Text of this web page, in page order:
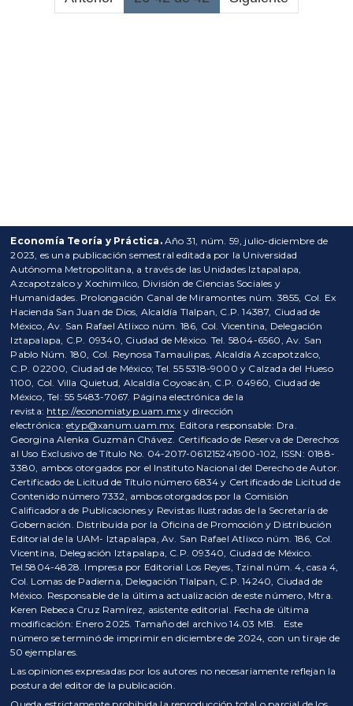
Economía Teoría y Práctica.Año 31, núm. 59, julio-diciembre de
2023, es una publicación semestral editada por la Universidad
Autónoma Metropolitana, a través de las Unidades Iztapalapa,
Azcapotzalco y Xochimilco, División de Ciencias Sociales y
Humanidades. Prolongación Canal de Miramontes núm. 3855, Col. Ex
Hacienda San Juan de Dios, Alcaldía Tlalpan, C.P. 14387, Ciudad de
México, Av. San Rafael Atlixco núm. 186, Col. Vicentina, Delegación
Iztapalapa, C.P. 09340, Ciudad de México. Tel. 5804-6560, Av. San
Pablo Núm. 180, Col. Reynosa Tamaulipas, Alcaldía Azcapotzalco,
C.P. 02200, Ciudad de México; Tel. 55 5318-9000 y Calzada del Hueso
1100, Col. Villa Quietud, Alcaldía Coyoacán, C.P. 04960, Ciudad de
México, Tel: 55 5483-7067. Página electrónica de la
revista: http://economiatyp.uam.mx y dirección
electrónica:etyp@xanum.uam.mx. Editora responsable: Dra.
Georgina Alenka Guzmán Chávez. Certificado de Reserva de Derechos
al Uso Exclusivo de Título No. 04-2017-061215241900-102, ISSN: 0188-
3380, ambos otorgados por el Instituto Nacional del Derecho de Autor.
Certificado de Licitud de Título número 6834 y Certificado de Licitud de
Contenido número 7332, ambos otorgados por la Comisión
Calificadora de Publicaciones y Revistas Ilustradas de la Secretaría de
Gobernación. Distribuida por la Oficina de Promoción y Distribución
Editorial de la UAM- Iztapalapa, Av. San Rafael Atlixco núm. 186, Col.
Vicentina, Delegación Iztapalapa, C.P. 09340, Ciudad de México.
Tel.5804-4828. Impresa por Editorial Los Reyes, Tzinal núm. 4, casa 4,
Col. Lomas de Padierna, Delegación Tlalpan, C.P. 14240, Ciudad de
México. Responsable de la última actualización de este número, Mtra.
Keren Rebeca Cruz Ramírez, asistente editorial. Fecha de última
modificación: Enero 2025. Tamaño del archivo 14.03 MB. Este
número se terminó de imprimir en diciembre de 2024, con un tiraje de
50 ejemplares.
Las opiniones expresadas por los autores no necesariamente reflejan la
postura del editor de la publicación.